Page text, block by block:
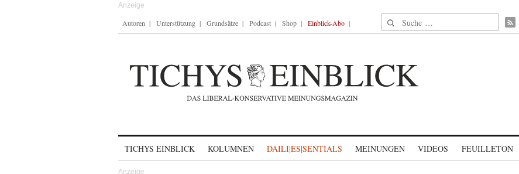
Autoren Unterstützung Grundsätze Podcast Shop Einblick-Abo Suche nach:
TICHYS EINBLICK KOLUMNEN DAILI|ES|SENTIALS MEINUNGEN VIDEOS FEUILLETON